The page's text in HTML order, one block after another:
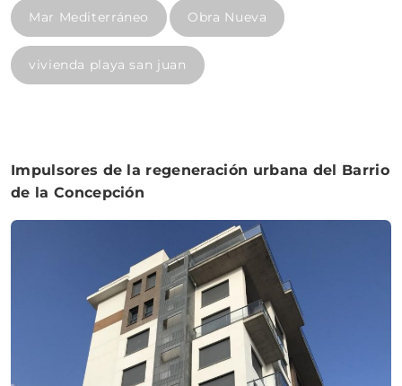
Mar Mediterráneo Obra Nueva
vivienda playa san juan
Impulsores de la regeneración urbana del Barrio
de la Concepción